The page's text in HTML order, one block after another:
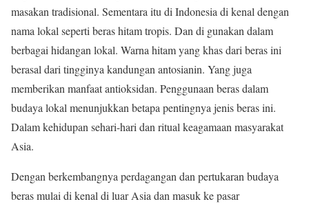
masakan tradisional. Sementara itu di Indonesia di kenal dengan
nama lokal seperti beras hitam tropis. Dan di gunakan dalam
berbagai hidangan lokal. Warna hitam yang khas dari beras ini
berasal dari tingginya kandungan antosianin. Yang juga
memberikan manfaat antioksidan. Penggunaan beras dalam
budaya lokal menunjukkan betapa pentingnya jenis beras ini.
Dalam kehidupan sehari-hari dan ritual keagamaan masyarakat
Asia.
Dengan berkembangnya perdagangan dan pertukaran budaya
beras mulai di kenal di luar Asia dan masuk ke pasar